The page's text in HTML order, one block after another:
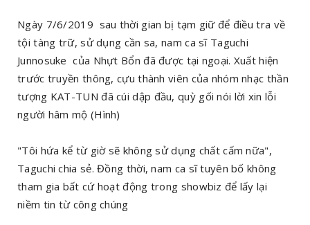
Ngày 7/6/2019 sau thời gian bị tạm giữ để điều tra về
tội tàng trữ, sử dụng cần sa, nam ca sĩ Taguchi
Junnosuke của Nhựt Bổn đã được tại ngoại. Xuất hiện
trước truyền thông, cựu thành viên của nhóm nhạc thần
tượng KAT-TUN đã cúi dập đầu, quỳ gối nói lời xin lỗi
người hâm mộ (Hình)
"Tôi hứa kể từ giờ sẽ không sử dụng chất cấm nữa",
Taguchi chia sẻ. Đồng thời, nam ca sĩ tuyên bố không
tham gia bất cứ hoạt động trong showbiz để lấy lại
niềm tin từ công chúng